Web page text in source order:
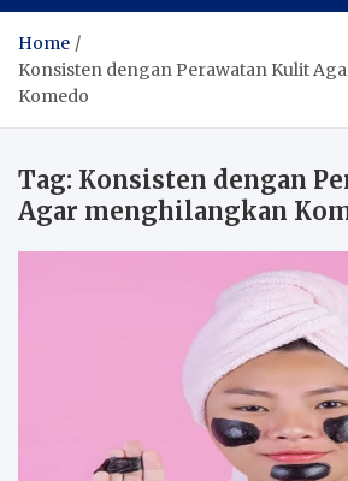
Home
Konsisten dengan Perawatan Kulit
Komedo
Tag: Konsisten dengan
Agar menghilangkan